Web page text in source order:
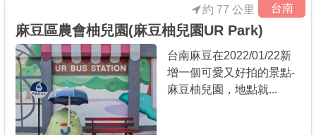
台南
麻豆區農會柚兒園(麻豆柚兒園UR Park)
約 77 公里
台南麻豆在2022/01/22新
增一個可愛又好拍的景點-
麻豆柚兒園，地點就...